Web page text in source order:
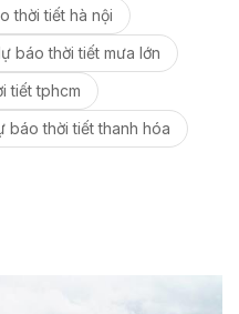
thời tiết hà nội
báo thời tiết mưa lớn
tiết tphcm
báo thời tiết thanh hóa